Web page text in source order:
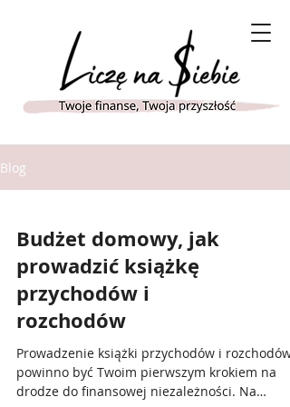
Blog
Budżet domowy, jak
prowadzić książkę
przychodów i
rozchodów
Prowadzenie książki przychodów i rozchodów
powinno być Twoim pierwszym krokiem na
drodze do finansowej niezależności. Na